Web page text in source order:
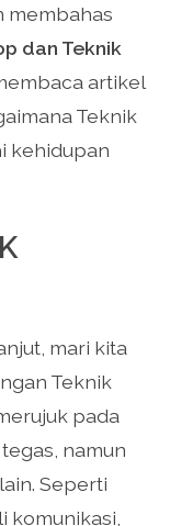
membahas
dan Teknik
artikel
Teknik
kehidupan
mari kita
Teknik
pada
namun
Seperti
komunikasi,